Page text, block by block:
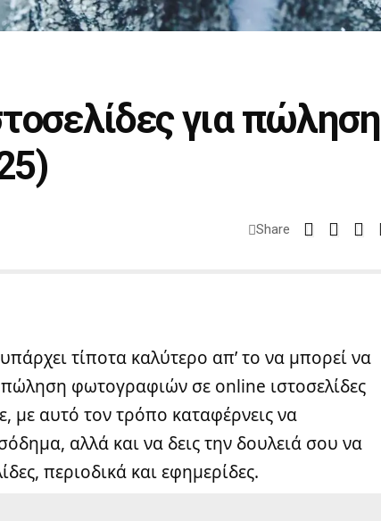
για πώληση
Share
τίποτα καλύτερο απ’ το να μπορεί να
φωτογραφιών σε online ιστοσελίδες
με αυτό τον τρόπο καταφέρνεις να
αλλά και να δεις την δουλειά σου να
περιοδικά και εφημερίδες.